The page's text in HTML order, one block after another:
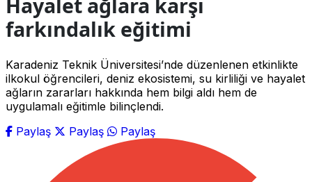
Hayalet ağlara karşı
farkındalık eğitimi
Karadeniz Teknik Üniversitesi’nde düzenlenen etkinlikte
ilkokul öğrencileri, deniz ekosistemi, su kirliliği ve hayalet
ağların zararları hakkında hem bilgi aldı hem de
uygulamalı eğitimle bilinçlendi.
Paylaş
Paylaş Paylaş